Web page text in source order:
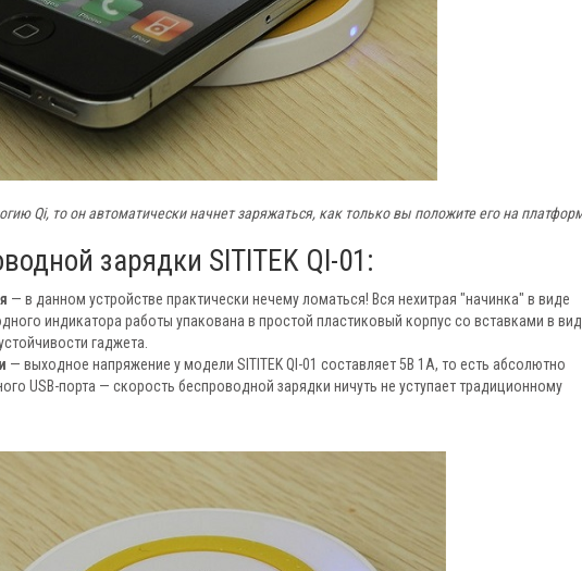
Qi, то он автоматически начнет заряжаться, как только вы положите его на
зарядки SITITEK QI-01:
— в данном устройстве практически нечему ломаться! Вся нехитрая "начинка" в виде
индикатора работы упакована в простой пластиковый корпус со вставками в
гаджета.
— выходное напряжение у модели SITITEK QI-01 составляет 5В 1А, то есть абсолютно
USB-порта — скорость беспроводной зарядки ничуть не уступает традиционному